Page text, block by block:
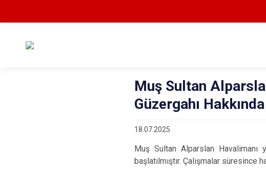
Muş Sultan
Güzergahı Hakkında
18.07.2025
Muş Sultan Alparslan Havalimanı
başlatılmıştır. Çalışmalar süresince